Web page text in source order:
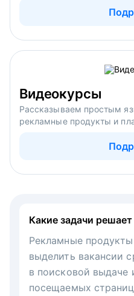
Видеокурсы
Рассказываем простым
рекламные продукты и
Какие задачи
Рекламные
выделить вакансии
в поисковой выдаче
посещаемых